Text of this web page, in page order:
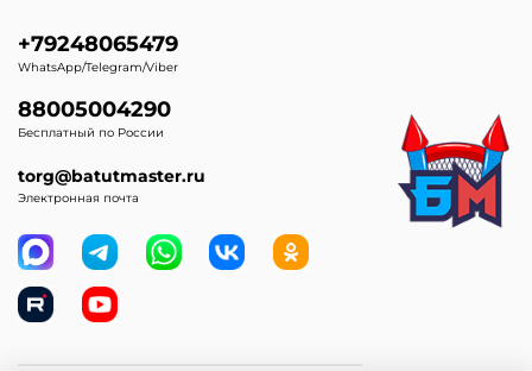
+79248065479
WhatsApp/Telegram/Viber
88005004290
Бесплатный по России
torg@batutmaster.ru
Электронная почта